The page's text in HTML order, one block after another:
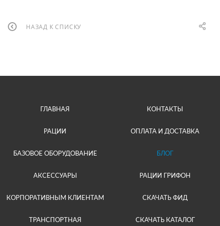
НАЗАД К СПИСКУ
ГЛАВНАЯ
РАЦИИ
БАЗОВОЕ ОБОРУДОВАНИЕ
АКСЕССУАРЫ
КОРПОРАТИВНЫМ КЛИЕНТАМ
ТРАНСПОРТНАЯ
КОНТАКТЫ
ОПЛАТА И ДОСТАВКА
БЛОГ
РАЦИИ ГРИФОН
СКАЧАТЬ ФИД
СКАЧАТЬ КАТАЛОГ